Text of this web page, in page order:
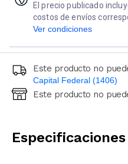
El precio publicado
costos de envíos
Ver condiciones
Este producto no
Capital Federal (1406)
Ingresá código postal
Este producto no